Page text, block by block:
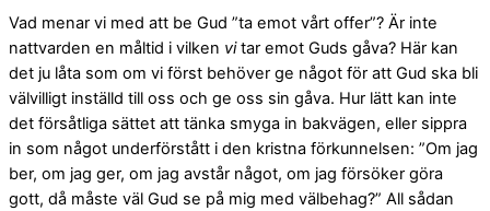
Vad menar vi med att be Gud ”ta emot vårt offer”? Är inte
nattvarden en måltid i vilken vitar emot Guds gåva? Här kan
det ju låta som om vi först behöver ge något för att Gud ska bli
välvilligt inställd till oss och ge oss sin gåva. Hur lätt kan inte
det försåtliga sättet att tänka smyga in bakvägen, eller sippra
in som något underförstått i den kristna förkunnelsen: ”Om jag
ber, om jag ger, om jag avstår något, om jag försöker göra
gott, då måste väl Gud se på mig med välbehag?” All sådan